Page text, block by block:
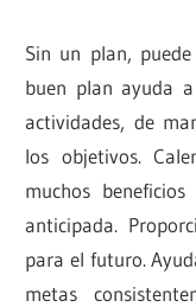
Sin un plan,
buen plan ayuda
actividades, de
los objetivos.
muchos
anticipada.
para el futuro.
metas